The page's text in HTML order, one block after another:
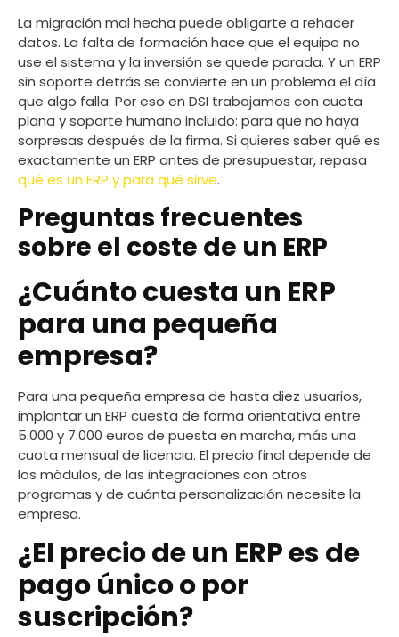
La migración mal hecha puede obligarte a rehacer
datos. La falta de formación hace que el equipo no
use el sistema y la inversión se quede parada. Y un ERP
sin soporte detrás se convierte en un problema el día
que algo falla. Por eso en DSI trabajamos con cuota
plana y soporte humano incluido: para que no haya
sorpresas después de la firma. Si quieres saber qué es
exactamente un ERP antes de presupuestar, repasa
qué es un ERP y para qué sirve.
Preguntas frecuentes
sobre el coste de un ERP
¿Cuánto cuesta un ERP
para una pequeña
empresa?
Para una pequeña empresa de hasta diez usuarios,
implantar un ERP cuesta de forma orientativa entre
5.000 y 7.000 euros de puesta en marcha, más una
cuota mensual de licencia. El precio final depende de
los módulos, de las integraciones con otros
programas y de cuánta personalización necesite la
empresa.
¿El precio de un ERP es de
pago único o por
suscripción?